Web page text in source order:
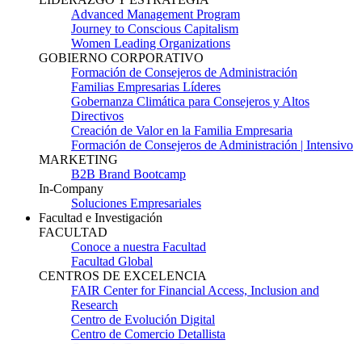
Advanced Management Program
Journey to Conscious Capitalism
Women Leading Organizations
GOBIERNO CORPORATIVO
Formación de Consejeros de Administración
Familias Empresarias Líderes
Gobernanza Climática para Consejeros y Altos
Directivos
Creación de Valor en la Familia Empresaria
Formación de Consejeros de Administración | Intensivo
MARKETING
B2B Brand Bootcamp
In-Company
Soluciones Empresariales
Facultad e Investigación
FACULTAD
Conoce a nuestra Facultad
Facultad Global
CENTROS DE EXCELENCIA
FAIR Center for Financial Access, Inclusion and
Research
Centro de Evolución Digital
Centro de Comercio Detallista